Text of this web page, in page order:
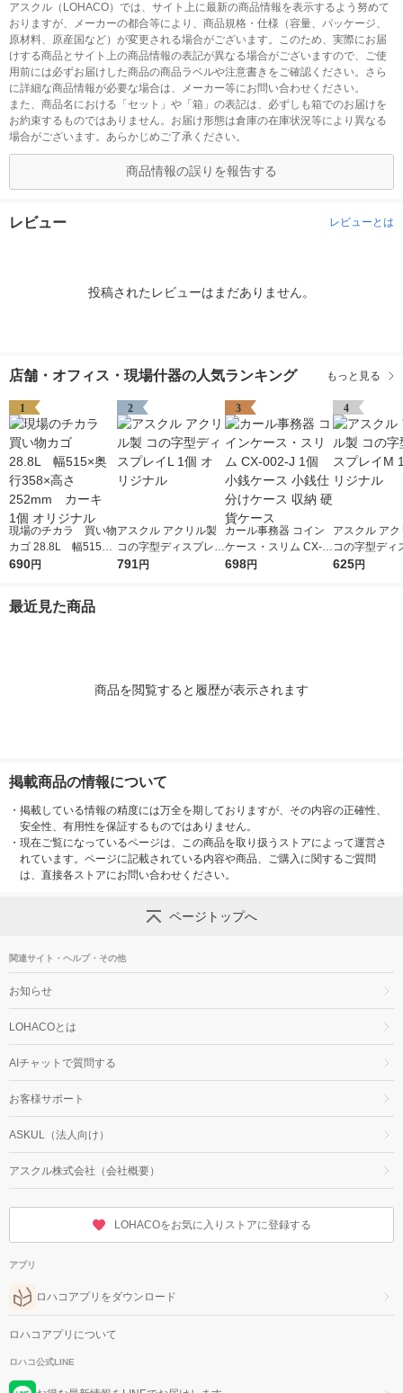
アスクル（LOHACO）では、サイト上に最新の商品情報を表示するよう努めて
おりますが、メーカーの都合等により、商品規格・仕様（容量、パッケージ、
原材料、原産国など）が変更される場合がございます。このため、実際にお届
けする商品とサイト上の商品情報の表記が異なる場合がございますので、ご使
用前には必ずお届けした商品の商品ラベルや注意書きをご確認ください。さら
に詳細な商品情報が必要な場合は、メーカー等にお問い合わせください。
また、商品名における「セット」や「箱」の表記は、必ずしも箱でのお届けを
お約束するものではありません。お届け形態は倉庫の在庫状況等により異なる
場合がございます。あらかじめご了承ください。
商品情報の誤りを報告する
レビュー レビューとは
投稿されたレビューはまだありません。
店舗・オフィス・現場什器の人気ランキング もっと見る
1
現場のチカラ 買い物
カゴ 28.8L 幅515×
奥行358×高さ252mm
690円
2
アスクル アクリル製
コの字型ディスプレイ
L 1個 オリジナル
791円
3
カール事務器 コイン
ケース・スリム CX-0
02-J 1個 小銭ケース
698円
4
アスクル ア
コの字型ディ
M 1個 オリジ
625円
最近見た商品
商品を閲覧すると履歴が表示されます
掲載商品の情報について
・ 掲載している情報の精度には万全を期しておりますが、その内容の正確性、
安全性、有用性を保証するものではありません。
・ 現在ご覧になっているページは、この商品を取り扱うストアによって運営さ
れています。ページに記載されている内容や商品、ご購入に関するご質問
は、直接各ストアにお問い合わせください。
ページトップへ
関連サイト・ヘルプ・その他
お知らせ
LOHACOとは
AIチャットで質問する
お客様サポート
ASKUL（法人向け）
アスクル株式会社（会社概要）
LOHACOをお気に入りストアに登録する
アプリ
ロハコアプリをダウンロード
ロハコアプリについて
ロハコ公式LINE